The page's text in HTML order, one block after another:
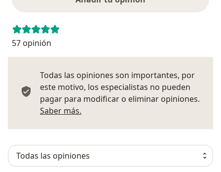
57 opinión
Todas las opiniones son importantes, por
este motivo, los especialistas no pueden
pagar para modificar o eliminar opiniones.
Saber más.